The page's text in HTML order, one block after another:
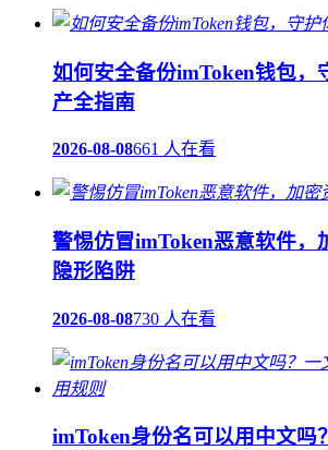
如何安全备份imToken钱包，
产全指南
2026-08-08661 人在看
警惕仿冒imToken恶意软件，
隐形陷阱
2026-08-08730 人在看
imToken身份名可以用中文吗